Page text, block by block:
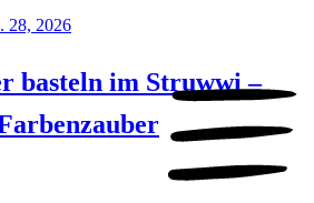
28, 2026
basteln im Struwwi –